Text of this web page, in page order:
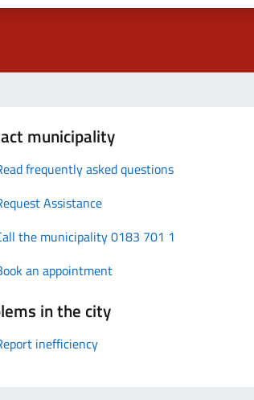
municipality
frequently asked questions
Assistance
the municipality 0183 701 1
an appointment
in the city
inefficiency